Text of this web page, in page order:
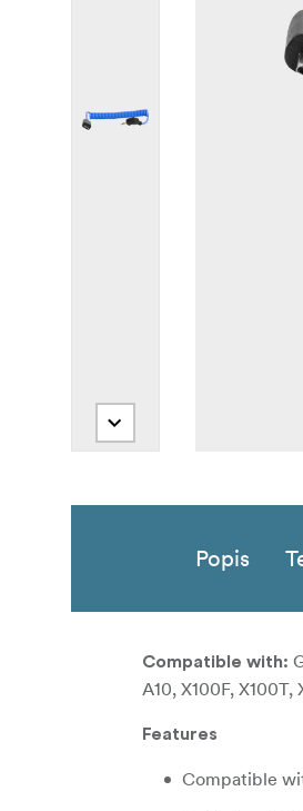
Popis
Compatible with:
A10, X100F, X100T,
Features
Compatible